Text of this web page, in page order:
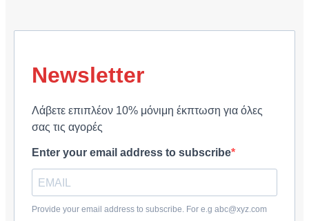
Newsletter
Λάβετε επιπλέον 10% μόνιμη έκπτωση για όλες
σας τις αγορές
Enter your email address to subscribe
Provide your email address to subscribe. For e.g abc@xyz.com